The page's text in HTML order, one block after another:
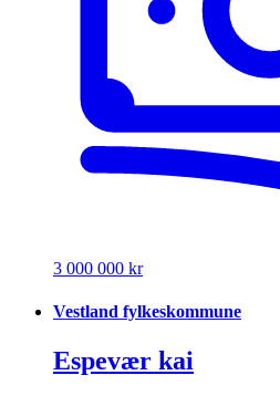
3 000 000 kr
Vestland fylkeskommune
Espevær kai